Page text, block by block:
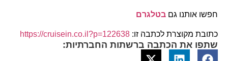
חפשו אותנו גםבטלגרם
כתובת מקוצרת לכתבה זו: https://cruisein.co.il?p=122638
שתפו את הכתבה ברשתות החברתיות: